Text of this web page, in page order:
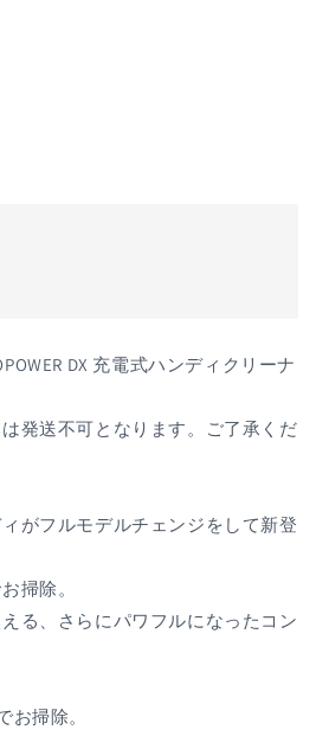
シ
DX 充電式ハンディクリーナ
発送不可となります。ご了承くだ
がフルモデルチェンジをして新登
掃除。
る、さらにパワフルになったコン
お掃除。